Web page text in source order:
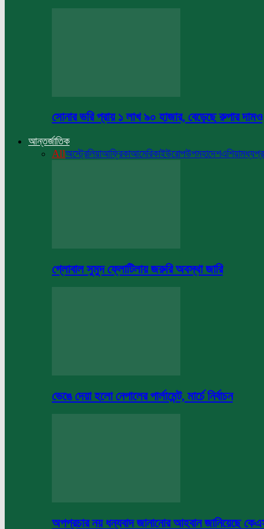
সোনার ভরি প্রায় ১ লাখ ৯০ হাজার, বেড়েছে রুপার দামও
আন্তর্জাতিক
Allঅস্ট্রেলিয়াআফ্রিকাআমেরিকাইউরোপউপমহাদেশএশিয়া
গ্লোবাল সুমুদ ফ্লোটিলায় জরুরি অবস্থা জারি
ভেঙে দেয়া হলো নেপালের পার্লামেন্ট, মার্চে নির্বাচন
অপপ্রচার নয় ধন্যবাদ জানানোর আহবান জানিয়েছে